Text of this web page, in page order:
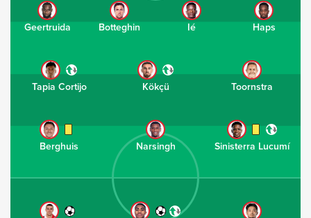
Geertruida Botteghin Ié Haps
Tapia Cortijo Kökçü Toornstra
Berghuis Narsingh Sinisterra Lucumí